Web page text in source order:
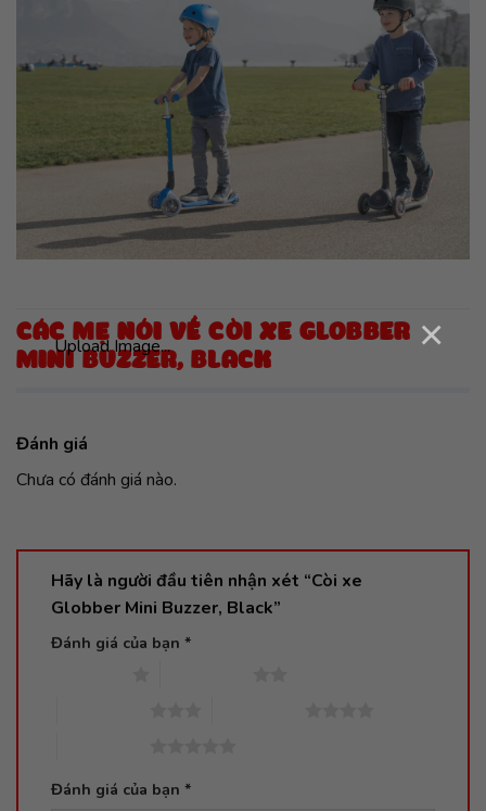
Upload Image... ×
CÁC MẸ NÓI VỀ CÒI XE GLOBBER
MINI BUZZER, BLACK
Đánh giá
Chưa có đánh giá nào.
Hãy là người đầu tiên nhận xét “Còi xe
Globber Mini Buzzer, Black”
Đánh giá của bạn *
Đánh giá của bạn *